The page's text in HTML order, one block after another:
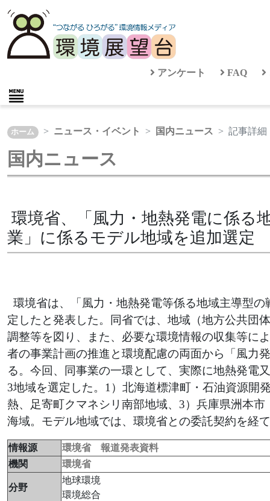
アンケート FAQ
ホーム ニュース・イベント 国内ニュース 記事詳細
国内ニュース
環境省、「風力・地熱発電に係る
業」に係るモデル地域を追加選定
環境省は、「風力・地熱発電等係る地域主導型
定したと発表した。同省では、地域（地方公共団
調整等を図り、また、必要な環境情報の収集等に
者の事業計画の推進と環境配慮の両面から「風力
る。今回、同事業の一環として、実際に地熱発電
3地域を選定した。1）北海道標津町・石油資源開
熱、足寄町クマネシリ南部地域、3）兵庫県洲本
海域。モデル地域では、環境省との委託契約を経
情報源
環境省 報道発表資料
機関
環境省
分野
地球環境
環境総合